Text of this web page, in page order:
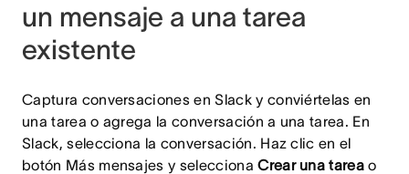
un mensaje a una tarea
existente
Captura conversaciones en Slack y conviértelas en
una tarea o agrega la conversación a una tarea. En
Slack, selecciona la conversación. Haz clic en el
botón Más mensajes y seleccionaCrear una tarea o